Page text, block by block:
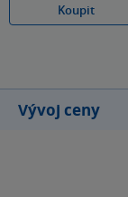
Koupit
Vývoj ceny